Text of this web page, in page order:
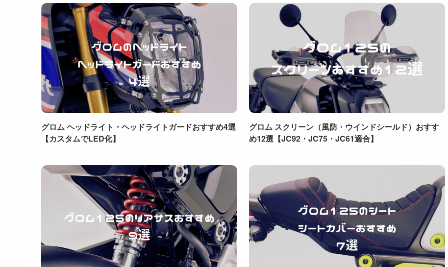
グロム ヘッドライト・ヘッドライトガードおすすめ4選
【カスタムでLED化】
グロム スクリーン（風防・ウインドシールド）おすす
め12選【JC92・JC75・JC61適合】